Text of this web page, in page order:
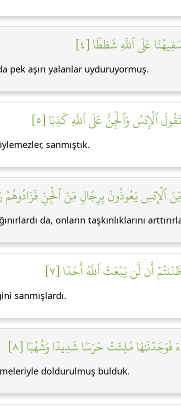
عَلَى ٱللَّهِ شَطَطٗا [٤]
pek aşırı yalanlar uyduruyormuş.
ٱلۡإِنسُ وَٱلۡجِنُّ عَلَى ٱللَّهِ كَذِبٗا [٥]
sanmıştık.
ٱلۡإِنسِ يَعُوذُونَ بِرِجَالٖ مِّنَ ٱلۡجِنِّ فَزَادُوهُمۡ
da, onların taşkınlıklarını
أَن لَّن يَبۡعَثَ ٱللَّهُ أَحَدٗا [٧]
sanmışlardı.
فَوَجَدۡنَٰهَا مُلِئَتۡ حَرَسٗا شَدِيدٗا وَشُهُبٗا [٨]
doldurulmuş bulduk.